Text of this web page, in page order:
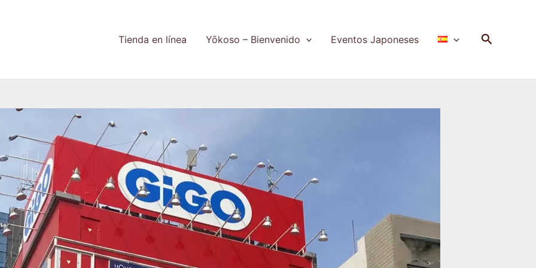
Tienda en línea Yōkoso – Bienvenido Eventos Japoneses Buscar